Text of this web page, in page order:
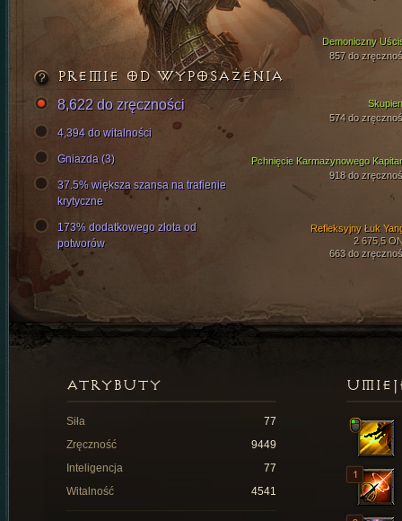
Demoniczny
857 do
Pchnięcie Karmazynowego
918 do
Refleksyjny Łuk
2 675,5
663 do
574 do
PREMIE OD WYPOSAŻENIA
8,622 do zręczności
4,394 do witalności
Gniazda (3)
37.5% większa szansa na trafienie
krytyczne
173% dodatkowego złota od
potworów
ATRYBUTY
Siła
77
Zręczność
9449
Inteligencja
77
Witalność
4541